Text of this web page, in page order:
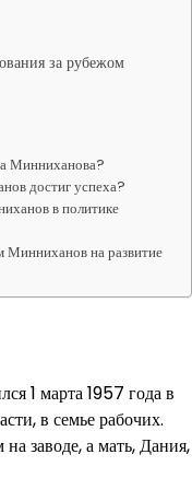
за рубежом
Минниханова?
достиг успеха?
в политике
Минниханов на развитие
1 марта 1957 года в
в семье рабочих.
заводе, а мать, Дания,